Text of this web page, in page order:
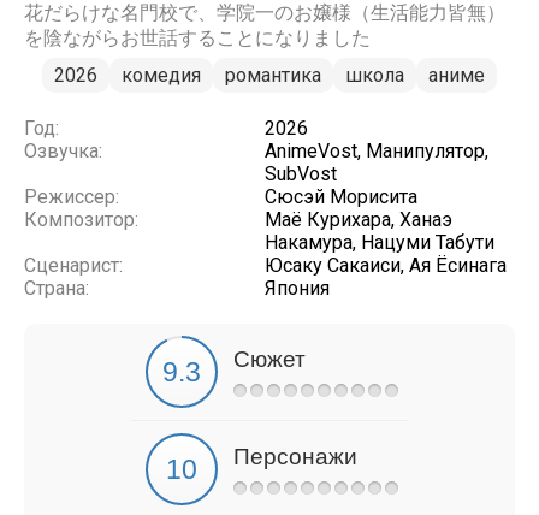
花だらけな名門校で、学院一のお嬢様（生活能力皆無）
を陰ながらお世話することになりました
2026
комедия романтика школа аниме
Год:
2026
Озвучка:
AnimeVost, Манипулятор,
SubVost
Режиссер:
Сюсэй Морисита
Композитор:
Маё Курихара, Ханаэ
Накамура, Нацуми Табути
Сценарист:
Юсаку Сакаиси, Ая Ёсинага
Страна:
Япония
Сюжет
Персонажи